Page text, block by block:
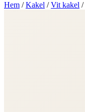
Hem /Kakel /Vit kakel /